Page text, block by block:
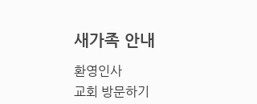
새가족 안내
환영인사
교회 방문하기